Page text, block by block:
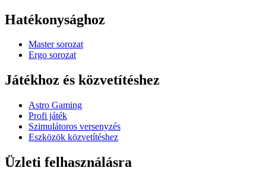
Hatékonysághoz
Master sorozat
Ergo sorozat
Játékhoz és közvetítéshez
Astro Gaming
Profi játék
Szimulátoros versenyzés
Eszközök közvetítéshez
Üzleti felhasználásra